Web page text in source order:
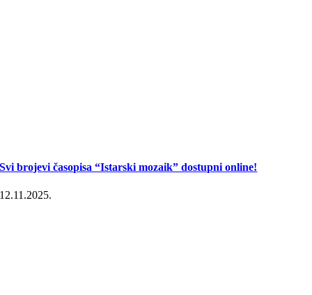
Svi brojevi časopisa “Istarski mozaik” dostupni online!
12.11.2025.